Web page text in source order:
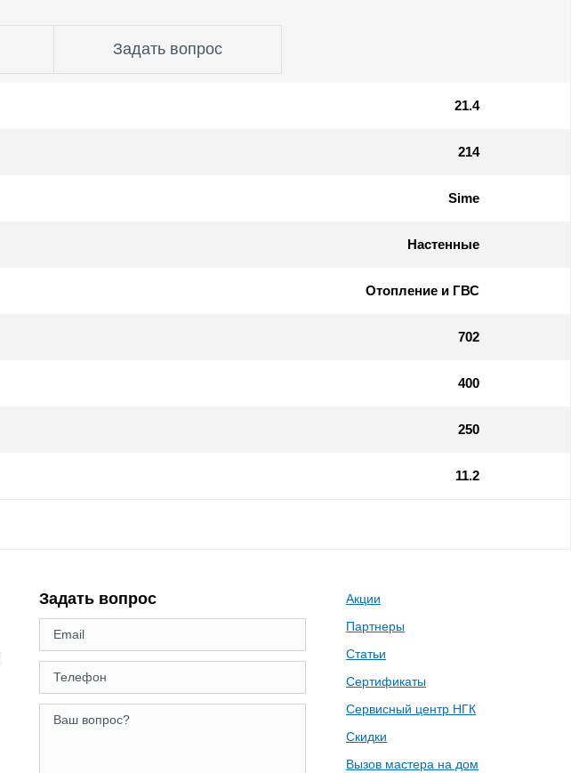
Задать вопрос
21.4
214
Sime
Настенные
Отопление и ГВС
702
400
250
11.2
Задать вопрос
Акции
Партнеры
Статьи
Сертификаты
Сервисный центр НГК
Скидки
Вызов мастера на дом